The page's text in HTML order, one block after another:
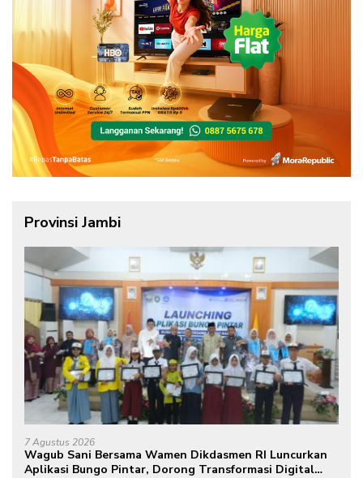
Provinsi Jambi
7 Agustus 2026
Wagub Sani Bersama Wamen Dikdasmen RI Luncurkan
Aplikasi Bungo Pintar, Dorong Transformasi Digital